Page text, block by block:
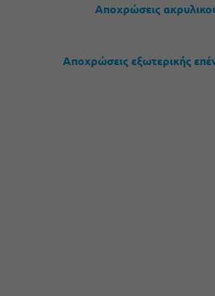
Αποχρώσεις
Αποχρώσεις εξωτερικής